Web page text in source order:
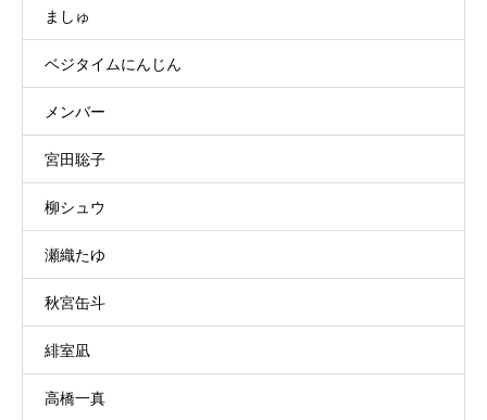
ましゅ
ベジタイムにんじん
メンバー
宮田聡子
柳シュウ
瀬織たゆ
秋宮缶斗
緋室凪
高橋一真